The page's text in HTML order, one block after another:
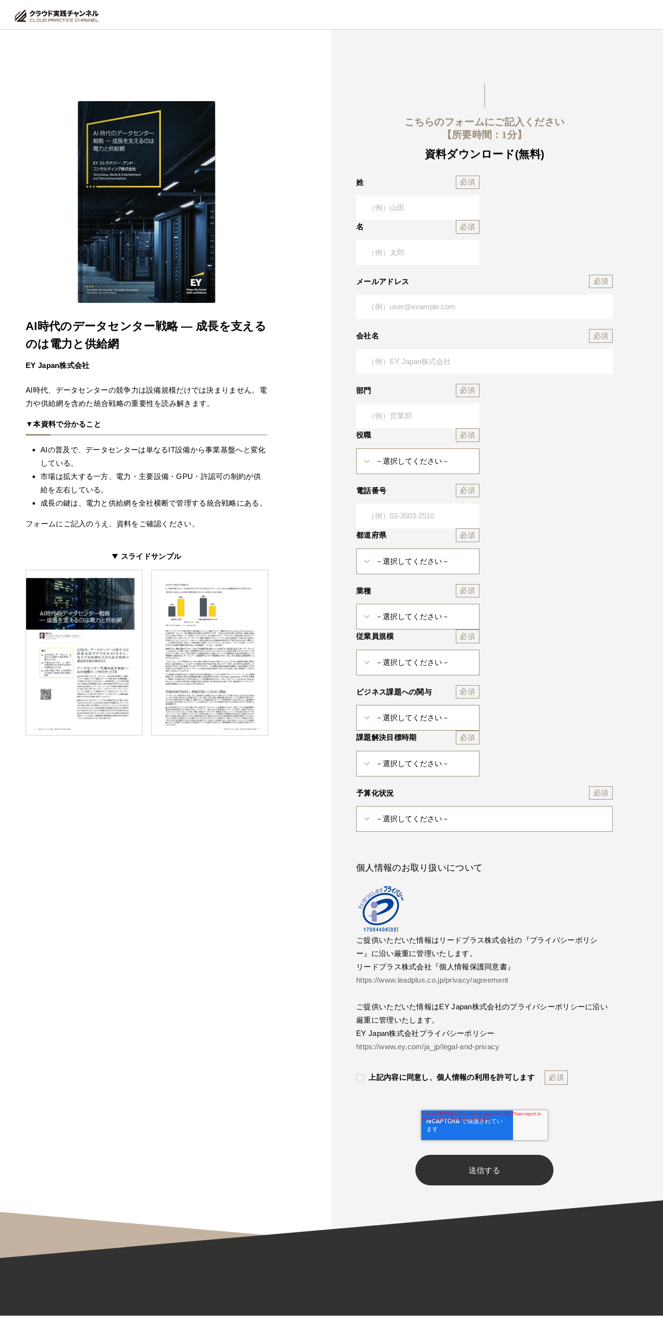
AI時代のデータセンター戦略 ― 成長を支える
のは電力と供給網
EY Japan株式会社
AI時代、データセンターの競争力は設備規模だけでは決まりません。電
力や供給網を含めた統合戦略の重要性を読み解きます。
▼本資料で分かること
AIの普及で、データセンターは単なるIT設備から事業基盤へと変化
している。
市場は拡大する一方、電力・主要設備・GPU・許認可の制約が供
給を左右している。
成長の鍵は、電力と供給網を全社横断で管理する統合戦略にある。
フォームにご記入のうえ、資料をご確認ください。
スライドサンプル
こちらのフォームにご記入ください
【所要時間：1分】
資料ダウンロード(無料)
姓
名
メールアドレス
会社名
部門
役職
電話番号
都道府県
業種
従業員規模
ビジネス課題への関与
課題解決目標時期
予算化状況
個人情報のお取り扱いについて
ご提供いただいた情報はリードプラス株式会社の『プライバシーポリシ
ー』に沿い厳重に管理いたします。
リードプラス株式会社『個人情報保護同意書』
https://www.leadplus.co.jp/privacy/agreement
ご提供いただいた情報はEY Japan株式会社のプライバシーポリシーに沿い
厳重に管理いたします。
EY Japan株式会社プライバシーポリシー
https://www.ey.com/ja_jp/legal-and-privacy
上記内容に同意し、個人情報の利用を許可します